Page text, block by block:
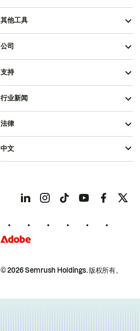
其他工具
公司
支持
行业新闻
© 2026 Semrush Holdings.版权所有。
法律
中文